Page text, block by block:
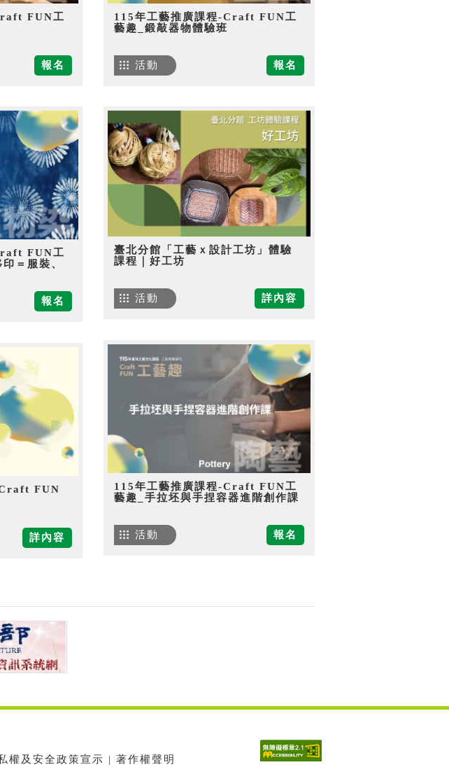
FUN工
報名
115年工藝推廣課程-Craft FUN工
藝趣_鍛敲器物體驗班
報名
活動
FUN工
＝服裝、
報名
臺北分館「工藝ｘ設計工坊」體驗
課程｜好工坊
詳內容
活動
115年工藝推廣課程-Craft FUN工
藝趣_手拉坯與手捏容器進階創作課
報名
活動
FUN
詳內容
及安全政策宣示 | 著作權聲明